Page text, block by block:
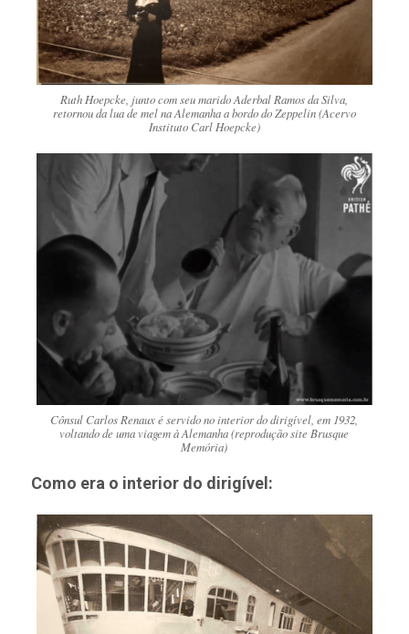
Ruth Hoepcke, junto com seu marido Aderbal Ramos da Silva,
retornou da lua de mel na Alemanha a bordo do Zeppelin (Acervo
Instituto Carl Hoepcke)
Cônsul Carlos Renaux é servido no interior do dirigível, em 1932,
voltando de uma viagem à Alemanha (reprodução site Brusque
Memória)
Como era o interior do dirigível: